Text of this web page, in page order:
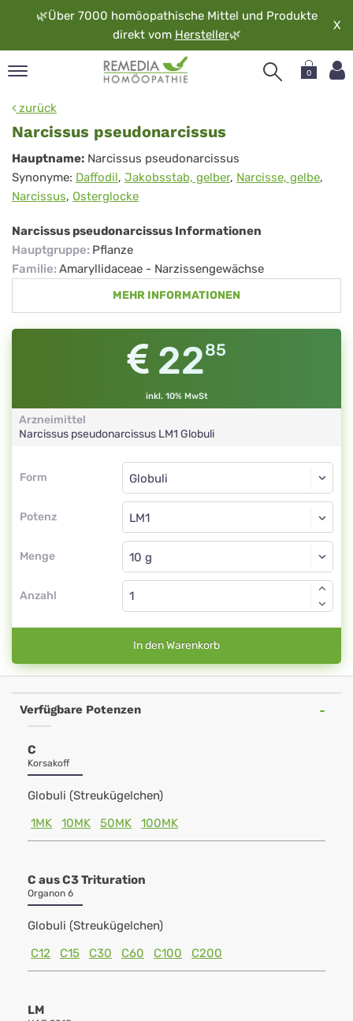
🌿Über 7000 homöopathische Mittel und Produkte
direkt vom Hersteller🌿
X
0
zurück
Narcissus pseudonarcissus
Narcissus
pseudonarcissus
Hauptname: Narcissus pseudonarcissus
Synonyme: Daffodil, Jakobsstab, gelber, Narcisse, gelbe,
Narcissus, Osterglocke
Narcissus pseudonarcissus Informationen
Hauptgruppe: Pflanze
Familie: Amaryllidaceae - Narzissengewächse
MEHR INFORMATIONEN
2285
inkl. 10% MwSt
Arzneimittel
Narcissus pseudonarcissus LM1 Globuli
Form
Form
Potenz
Globuli
LM1
Menge
Globuli
Anzahl
In den Warenkorb
Verfügbare Potenzen
C
Korsakoff
Globuli (Streukügelchen)
1MK
10MK 50MK 100MK
C aus C3 Trituration
Organon 6
Globuli (Streukügelchen)
C12
C15 C30 C60 C100 C200
LM